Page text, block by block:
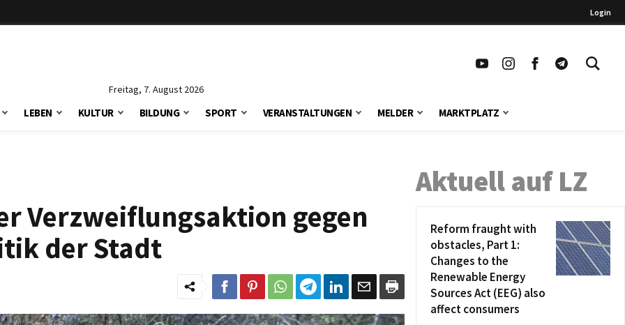
Login
Freitag, 7. August 2026
LEBEN KULTUR BILDUNG SPORT VERANSTALTUNGEN MELDER MARKTPLATZ
Verzweiflungsaktion gegen
der Stadt
Aktuell auf LZ
Reform fraught with
obstacles, Part 1:
Changes to the
Renewable Energy
Sources Act (EEG) also
affect consumers